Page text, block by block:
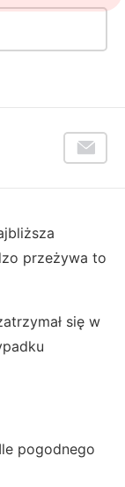
przeżywa to
się w
pogodnego